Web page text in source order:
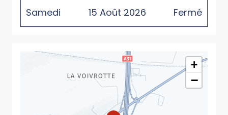
Samedi 15 Août 2026 Fermé
+
−